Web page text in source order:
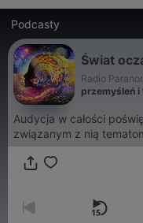
Podcasty
Świat
Radio
przemyśleń
Audycja w całości
związanym z nią